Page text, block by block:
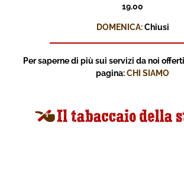
19.00
DOMENICA: Chiusi
Per saperne di più sui servizi da noi
pagina:CHI SIAMO